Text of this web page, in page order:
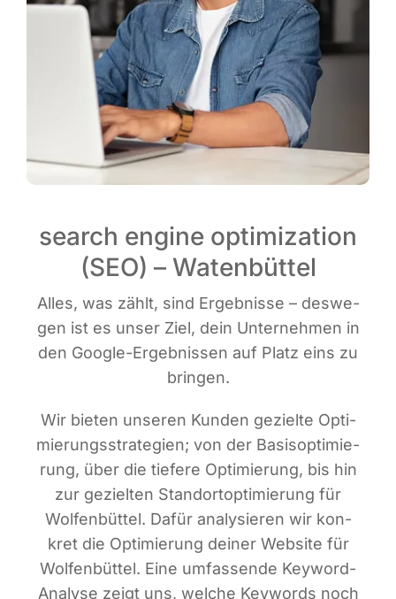
search engine optimization
(SEO) – Watenbüttel
Alles, was zählt, sind Ergeb­nis­se – des­we­
gen ist es unser Ziel, dein Unter­neh­men in
den Goog­le-Ergeb­nis­sen auf Platz eins zu
bringen.
Wir bie­ten unse­ren Kun­den geziel­te Opti­
mie­rungs­stra­te­gien; von der Basis­op­ti­mie­
rung, über die tie­fe­re Opti­mie­rung, bis hin
zur geziel­ten Stand­ort­op­ti­mie­rung für
Wol­fen­büt­tel. Dafür ana­ly­sie­ren wir kon­
kret die Opti­mie­rung dei­ner Web­site für
Wol­fen­büt­tel. Eine umfas­sen­de Key­word-
Ana­ly­se zeigt uns, wel­che Key­words noch